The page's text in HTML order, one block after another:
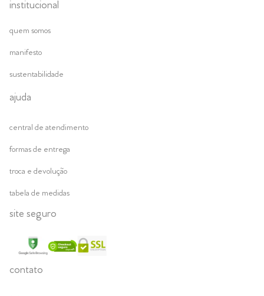
institucional
quem somos
manifesto
sustentabilidade
ajuda
central de atendimento
formas de entrega
troca e devolução
tabela de medidas
site seguro
contato